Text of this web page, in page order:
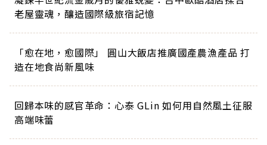
老屋靈魂，釀造國際級旅宿記憶
「愈在地，愈國際」 圓山大飯店推廣國產農漁產品 打
造在地食尚新風味
回歸本味的感官革命：心泰 GLin 如何用自然風土征服
高端味蕾